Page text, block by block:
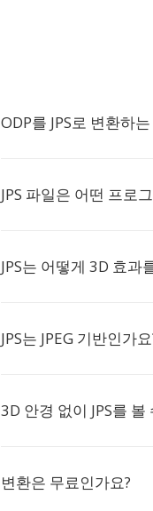
ODP를 JPS로 변환하
JPS 파일은 어떤 프로
JPS는 어떻게 3D 효과
JPS는 JPEG 기반인가
3D 안경 없이 JPS를 볼
변환은 무료인가요?